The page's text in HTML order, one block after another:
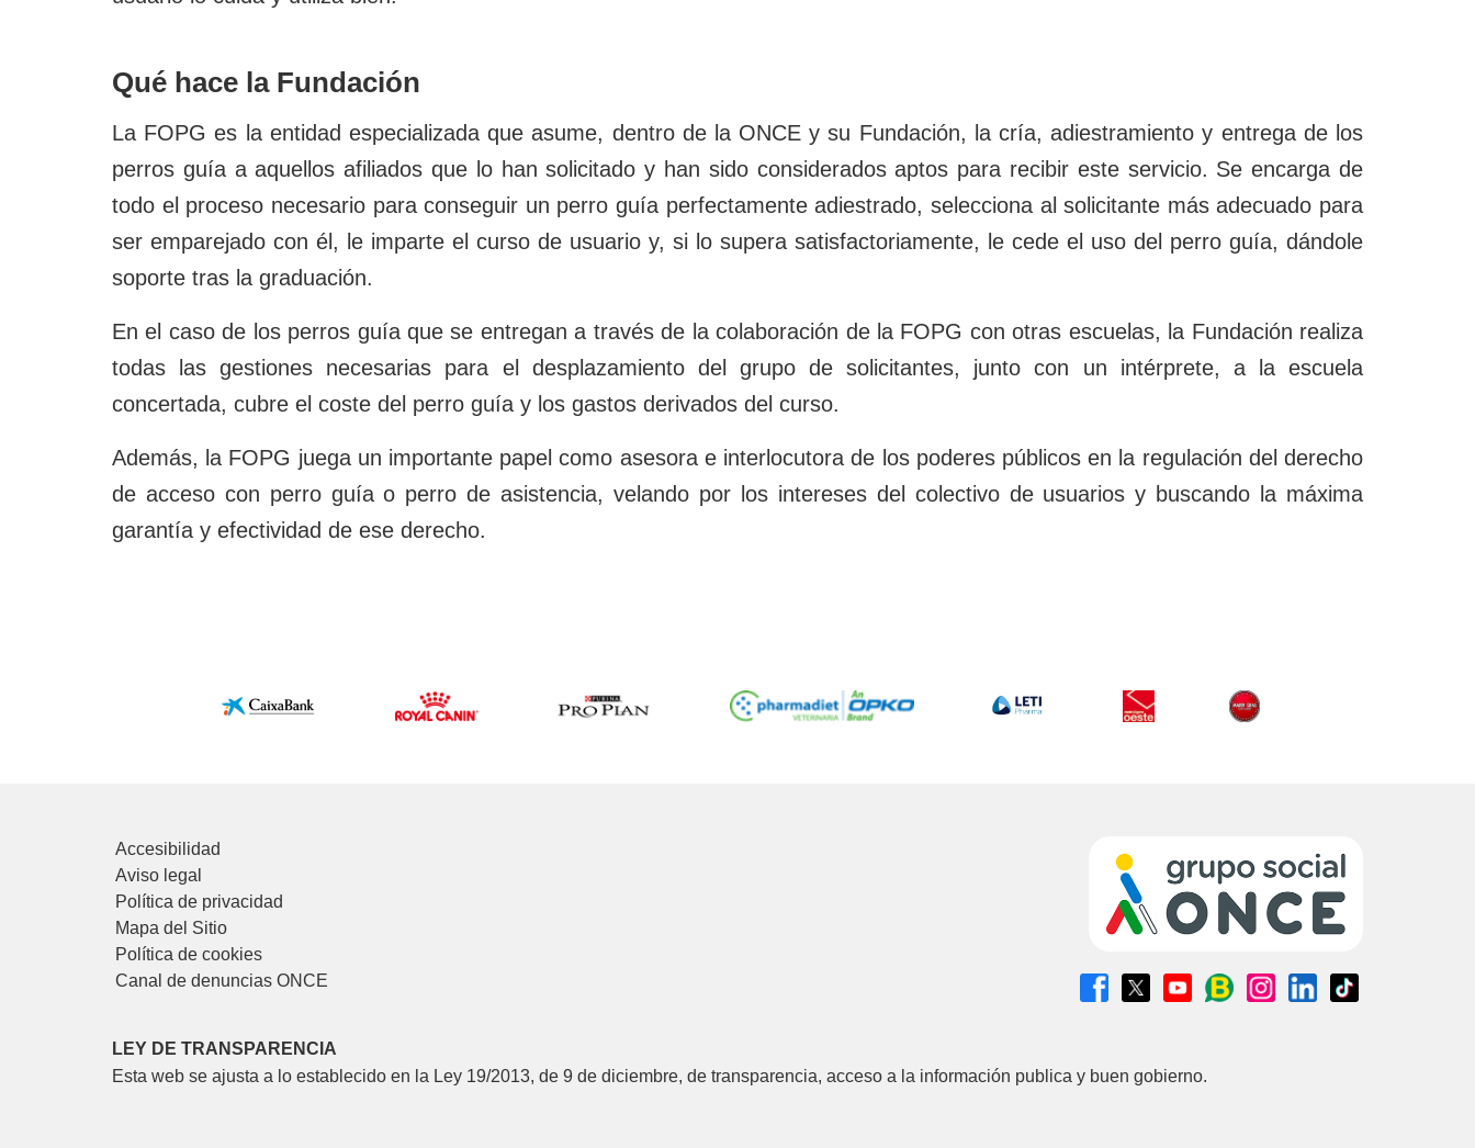
Qué hace la Fundación
La FOPG es la entidad especializada que asume, dentro de la ONCE y su Fundación, la cría, adiestramiento y entrega de los
perros guía a aquellos afiliados que lo han solicitado y han sido considerados aptos para recibir este servicio. Se encarga de
todo el proceso necesario para conseguir un perro guía perfectamente adiestrado, selecciona al solicitante más adecuado para
ser emparejado con él, le imparte el curso de usuario y, si lo supera satisfactoriamente, le cede el uso del perro guía, dándole
soporte tras la graduación.
En el caso de los perros guía que se entregan a través de la colaboración de la FOPG con otras escuelas, la Fundación realiza
todas las gestiones necesarias para el desplazamiento del grupo de solicitantes, junto con un intérprete, a la escuela
concertada, cubre el coste del perro guía y los gastos derivados del curso.
Además, la FOPG juega un importante papel como asesora e interlocutora de los poderes públicos en la regulación del derecho
de acceso con perro guía o perro de asistencia, velando por los intereses del colectivo de usuarios y buscando la máxima
garantía y efectividad de ese derecho.
Accesibilidad
Aviso legal
Política de privacidad
Mapa del Sitio
Política de cookies
Canal de denuncias ONCE
LEY DE TRANSPARENCIA
Esta web se ajusta a lo establecido en la Ley 19/2013, de 9 de diciembre, de transparencia, acceso a la información publica y buen gobierno.